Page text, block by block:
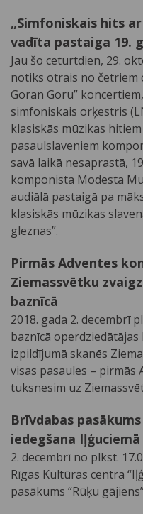
„Simfoniskais hits
vadīta pastaiga 19.
Jau šo ceturtdien, 29.
notiks otrais no četriem
Goran Goru”
simfoniskais orķestris
klasiskās mūzikas
pasaulslaveniem
savā laikā nesaprastā,
komponista Modesta
audiālā pastaigā pa
klasiskās mūzikas
gleznas”.
Pirmās Adventes
Ziemassvētku
baznīcā
2018. gada 2. decembrī
baznīcā
izpildījumā skanēs
visas pasaules – pirmās
tuksnesim uz
Brīvdabas
iedegšana Iļģuciemā
2. decembrī no plkst.
Rīgas Kultūras centra
pasākums “Rūķu